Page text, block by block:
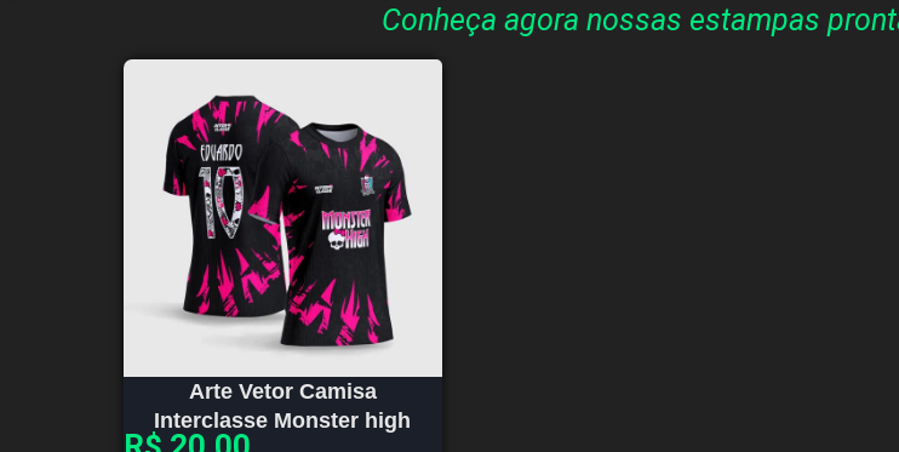
Conheça agora nossas estampas
Arte Vetor Camisa
Interclasse Monster high